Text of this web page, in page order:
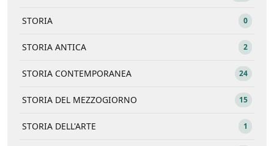
STORIA 0
STORIA ANTICA 2
STORIA CONTEMPORANEA 24
STORIA DEL MEZZOGIORNO 15
STORIA DELL'ARTE 1